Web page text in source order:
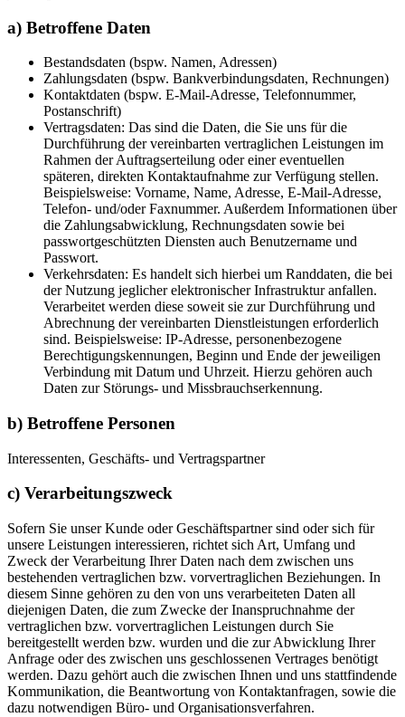
a) Betroffene Daten
Bestandsdaten (bspw. Namen, Adressen)
Zahlungsdaten (bspw. Bankverbindungsdaten, Rechnungen)
Kontaktdaten (bspw. E-Mail-Adresse, Telefonnummer,
Postanschrift)
Vertragsdaten: Das sind die Daten, die Sie uns für die
Durchführung der vereinbarten vertraglichen Leistungen im
Rahmen der Auftragserteilung oder einer eventuellen
späteren, direkten Kontaktaufnahme zur Verfügung stellen.
Beispielsweise: Vorname, Name, Adresse, E-Mail-Adresse,
Telefon- und/oder Faxnummer. Außerdem Informationen über
die Zahlungsabwicklung, Rechnungsdaten sowie bei
passwortgeschützten Diensten auch Benutzername und
Passwort.
Verkehrsdaten: Es handelt sich hierbei um Randdaten, die bei
der Nutzung jeglicher elektronischer Infrastruktur anfallen.
Verarbeitet werden diese soweit sie zur Durchführung und
Abrechnung der vereinbarten Dienstleistungen erforderlich
sind. Beispielsweise: IP-Adresse, personenbezogene
Berechtigungskennungen, Beginn und Ende der jeweiligen
Verbindung mit Datum und Uhrzeit. Hierzu gehören auch
Daten zur Störungs- und Missbrauchserkennung.
b) Betroffene Personen
Interessenten, Geschäfts- und Vertragspartner
c) Verarbeitungszweck
Sofern Sie unser Kunde oder Geschäftspartner sind oder sich für
unsere Leistungen interessieren, richtet sich Art, Umfang und
Zweck der Verarbeitung Ihrer Daten nach dem zwischen uns
bestehenden vertraglichen bzw. vorvertraglichen Beziehungen. In
diesem Sinne gehören zu den von uns verarbeiteten Daten all
diejenigen Daten, die zum Zwecke der Inanspruchnahme der
vertraglichen bzw. vorvertraglichen Leistungen durch Sie
bereitgestellt werden bzw. wurden und die zur Abwicklung Ihrer
Anfrage oder des zwischen uns geschlossenen Vertrages benötigt
werden. Dazu gehört auch die zwischen Ihnen und uns stattfindende
Kommunikation, die Beantwortung von Kontaktanfragen, sowie die
dazu notwendigen Büro- und Organisationsverfahren.